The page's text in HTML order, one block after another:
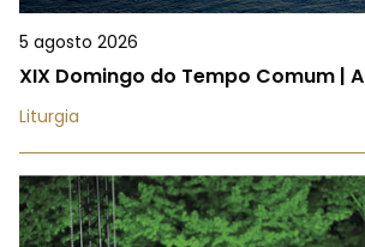
5 agosto 2026
XIX Domingo do Tempo Comum | A
Liturgia